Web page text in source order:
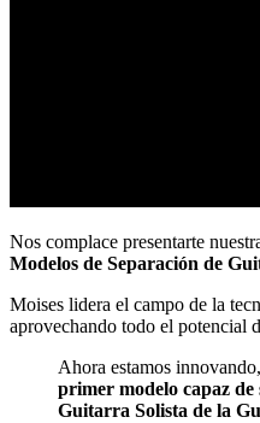
Nos complace presentarte
Modelos de Separación de
Moises lidera el campo de la
aprovechando todo el potencial
Ahora estamos
primer modelo capaz
Guitarra Solista de la